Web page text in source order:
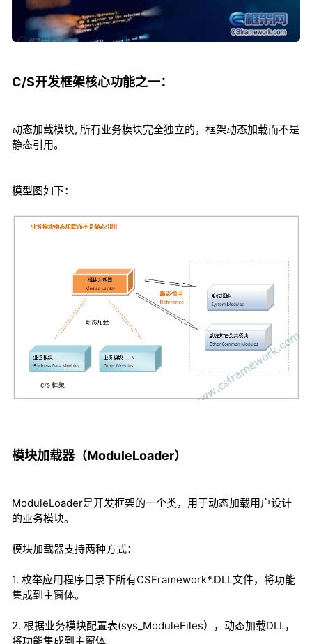
C/S开发框架核心功能之一：
动态加载模块, 所有业务模块完全独立的，框架动态加载而不是
静态引用。
模型图如下：
模块加载器（ModuleLoader）
ModuleLoader是开发框架的一个类，用于动态加载用户设计
的业务模块。
模块加载器支持两种方式：
1. 枚举应用程序目录下所有CSFramework*.DLL文件，将功能
集成到主窗体。
2. 根据业务模块配置表(sys_ModuleFiles），动态加载DLL，
将功能集成到主窗体。